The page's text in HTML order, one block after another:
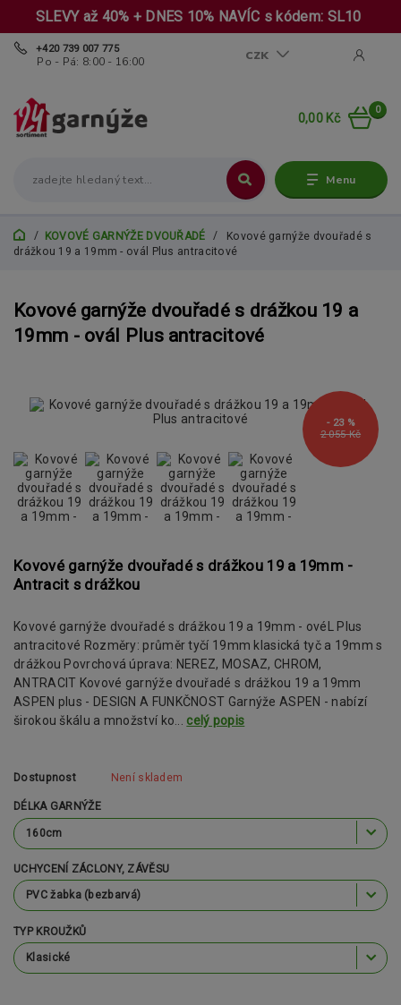
SLEVY až 40% + DNES 10% NAVÍC s kódem: SL10
Menu
CZK
+420 739 007 775
Po - Pá: 8:00 - 16:00
0
0,00 Kč
KOVOVÉ GARNÝŽE DVOUŘADÉ
Kovové garnýže dvouřadé s
drážkou 19 a 19mm - ovál Plus antracitové
Kovové garnýže dvouřadé s drážkou 19 a
19mm - ovál Plus antracitové
2 055 Kč
- 23 %
Kovové garnýže dvouřadé s drážkou 19 a 19mm -
Antracit s drážkou
Kovové garnýže dvouřadé s drážkou 19 a 19mm - ovéL Plus
antracitové Rozměry: průměr tyčí 19mm klasická tyč a 19mm s
drážkou Povrchová úprava: NEREZ, MOSAZ, CHROM,
ANTRACIT Kovové garnýže dvouřadé s drážkou 19 a 19mm
ASPEN plus - DESIGN A FUNKČNOST Garnýže ASPEN - nabízí
širokou škálu a množství ko... celý popis
Dostupnost Není skladem
DÉLKA GARNÝŽE
UCHYCENÍ ZÁCLONY, ZÁVĚSU
TYP KROUŽKŮ